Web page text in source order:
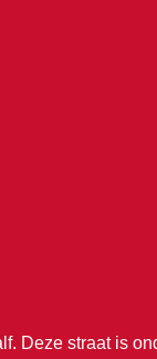
Deze straat is